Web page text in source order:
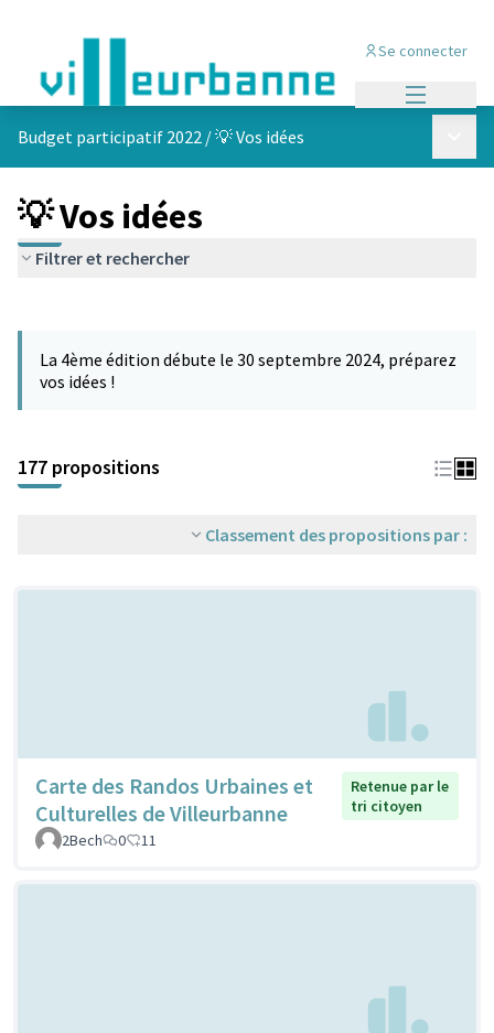
Se connecter
Budget participatif 2022 /💡 Vos idées
💡 Vos idées
Filtrer et rechercher
−
La 4ème édition débute le 30 septembre 2024, préparez
vos idées !
177 propositions
Classement des propositions par :
Carte des Randos Urbaines et
Culturelles de Villeurbanne
Retenue par le
tri citoyen
2Bech
0 11